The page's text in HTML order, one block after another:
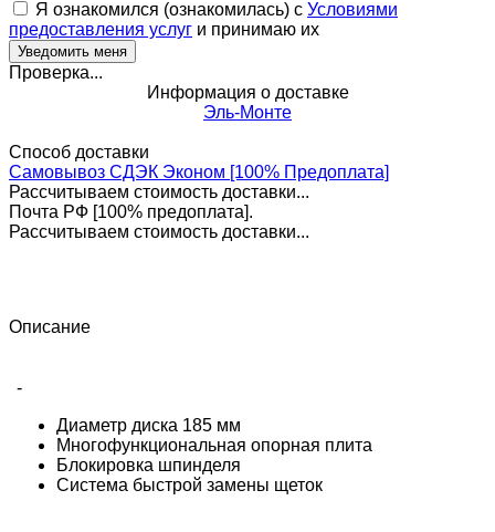
Я ознакомился (ознакомилась) с Условиями
предоставления услуг и принимаю их
Проверка...
Информация о доставке
Эль-Монте
Способ доставки
Самовывоз СДЭК Эконом [100% Предоплата]
Рассчитываем стоимость доставки...
Почта РФ [100% предоплата].
Рассчитываем стоимость доставки...
Описание
-
Диаметр диска 185 мм
Многофункциональная опорная плита
Блокировка шпинделя
Система быстрой замены щеток